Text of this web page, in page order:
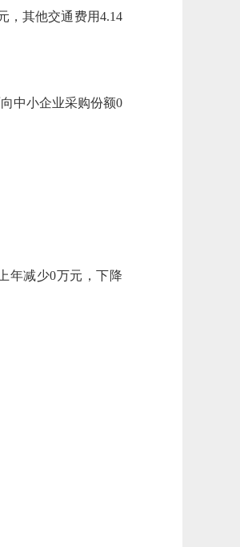
，其他交通费用4.14
中小企业采购份额0
年减少0万元，下降